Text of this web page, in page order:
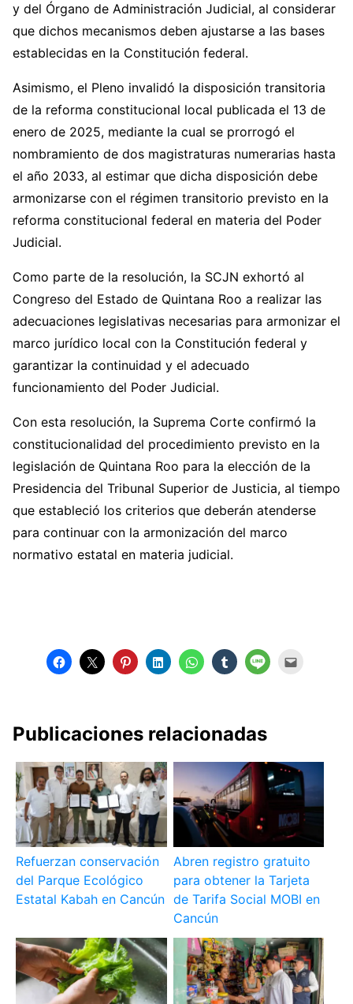
y del Órgano de Administración Judicial, al considerar
que dichos mecanismos deben ajustarse a las bases
establecidas en la Constitución federal.
Asimismo, el Pleno invalidó la disposición transitoria
de la reforma constitucional local publicada el 13 de
enero de 2025, mediante la cual se prorrogó el
nombramiento de dos magistraturas numerarias hasta
el año 2033, al estimar que dicha disposición debe
armonizarse con el régimen transitorio previsto en la
reforma constitucional federal en materia del Poder
Judicial.
Como parte de la resolución, la SCJN exhortó al
Congreso del Estado de Quintana Roo a realizar las
adecuaciones legislativas necesarias para armonizar el
marco jurídico local con la Constitución federal y
garantizar la continuidad y el adecuado
funcionamiento del Poder Judicial.
Con esta resolución, la Suprema Corte confirmó la
constitucionalidad del procedimiento previsto en la
legislación de Quintana Roo para la elección de la
Presidencia del Tribunal Superior de Justicia, al tiempo
que estableció los criterios que deberán atenderse
para continuar con la armonización del marco
normativo estatal en materia judicial.
Publicaciones relacionadas
Refuerzan conservación
del Parque Ecológico
Estatal Kabah en Cancún
Abren registro gratuito
para obtener la Tarjeta
de Tarifa Social MOBI en
Cancún